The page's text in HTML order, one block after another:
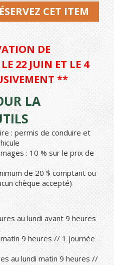
CET ITEM
DE
22 JUIN ET LE 4
**
LA
: permis de conduire et
: 10 % sur le prix de
de 20 $ comptant ou
chèque accepté)
au lundi avant 9 heures
9 heures // 1 journée
au lundi matin 9 heures //